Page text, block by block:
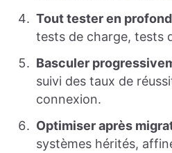
Tout tester en
tests de charge, tests
Basculer
suivi des taux de
connexion.
Optimiser après
systèmes hérités,